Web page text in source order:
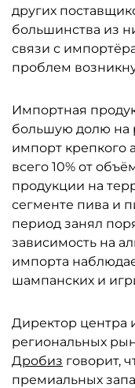
других
большинства из
связи с
проблем
Импортная
большую долю на
импорт крепкого
всего 10% от
продукции на
сегменте пива и
период занял
зависимость на
импорта
шампанских и
Директор центра
региональных
Дробиз говорит,
премиальных